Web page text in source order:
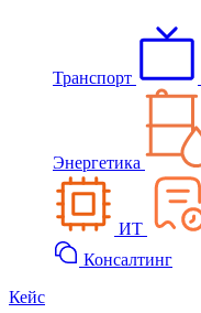
Транспорт
Энергетика
ИТ
Консалтинг
Кейс